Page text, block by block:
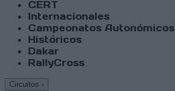
CERT
Internacionales
Campeonatos Autonómicos
Históricos
Dakar
RallyCross
Circuitos ›